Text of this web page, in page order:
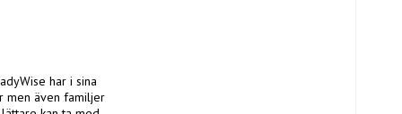
har i sina
men även familjer